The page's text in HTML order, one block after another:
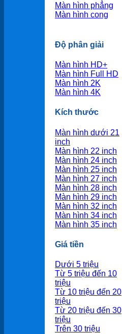
Màn hình phẳng
Màn hình cong
Độ phân giải
Màn hình HD+
Màn hình Full HD
Màn hình 2K
Màn hình 4K
Kích thước
Màn hình dưới 21
inch
Màn hình 22 inch
Màn hình 24 inch
Màn hình 25 inch
Màn hình 27 inch
Màn hình 28 inch
Màn hình 29 inch
Màn hình 32 inch
Màn hình 34 inch
Màn hình 35 inch
Giá tiền
Dưới 5 triệu
Từ 5 triệu đến 10
triệu
Từ 10 triệu đến 20
triệu
Từ 20 triệu đến 30
triệu
Trên 30 triệu